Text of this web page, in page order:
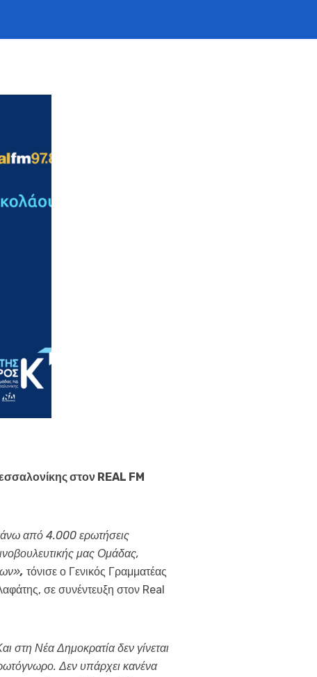
στον REAL FM
από 4.000 ερωτήσεις
μας Ομάδας,
, τόνισε ο Γενικός Γραμματέας
σε συνέντευξη στον Real
στη Νέα Δημοκρατία δεν γίνεται
Δεν υπάρχει κανένα